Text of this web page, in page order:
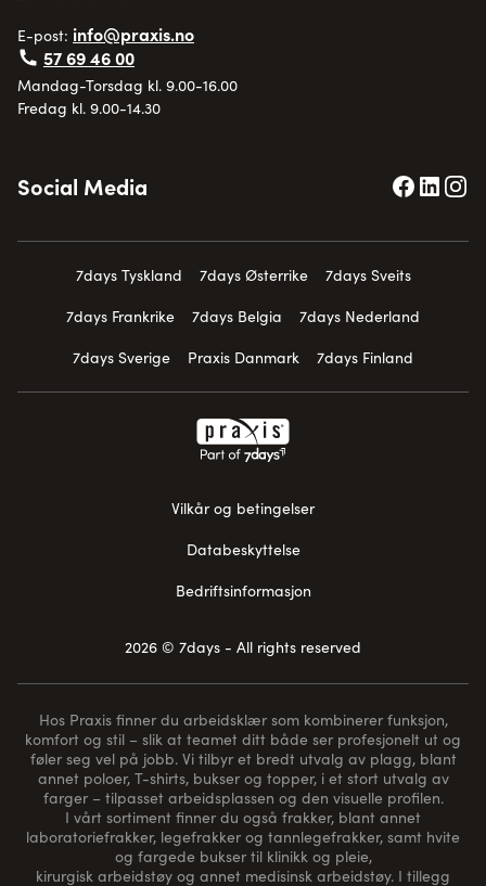
E-post: info@praxis.no
57 69 46 00
Mandag-Torsdag kl. 9.00-16.00
Fredag kl. 9.00-14.30
Social Media
7days Tyskland 7days Østerrike
7days Sveits
7days Frankrike
7days Belgia
7days Nederland
7days Sverige
Praxis Danmark 7days Finland
Vilkår og betingelser
Databeskyttelse
Bedriftsinformasjon
2026 © 7days - All rights reserved
Hos Praxis finner du arbeidsklær som kombinerer funksjon,
komfort og stil – slik at teamet ditt både ser profesjonelt ut og
føler seg vel på jobb. Vi tilbyr et bredt utvalg av plagg, blant
annet poloer, T-shirts, bukser og topper, i et stort utvalg av
farger – tilpasset arbeidsplassen og den visuelle profilen.
I vårt sortiment finner du også frakker, blant annet
laboratoriefrakker, legefrakker og tannlegefrakker, samt hvite
og fargede bukser til klinikk og pleie,
kirurgisk arbeidstøy og annet medisinsk arbeidstøy. I tillegg